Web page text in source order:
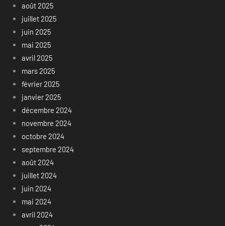
août 2025
juillet 2025
juin 2025
mai 2025
avril 2025
mars 2025
février 2025
janvier 2025
décembre 2024
novembre 2024
octobre 2024
septembre 2024
août 2024
juillet 2024
juin 2024
mai 2024
avril 2024